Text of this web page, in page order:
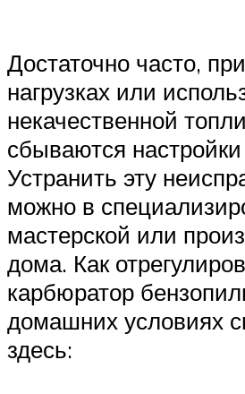
Достаточно часто,
нагрузках или
некачественной
сбываются
Устранить эту
можно в
мастерской или
дома. Как
карбюратор
домашних условиях
здесь: